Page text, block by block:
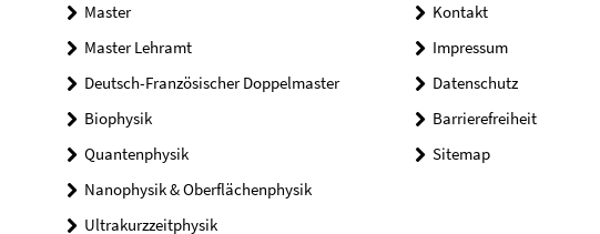
Master
Master Lehramt
Deutsch-Französischer Doppelmaster
Biophysik
Quantenphysik
Nanophysik & Oberflächenphysik
Ultrakurzzeitphysik
Kontakt
Impressum
Datenschutz
Barrierefreiheit
Sitemap